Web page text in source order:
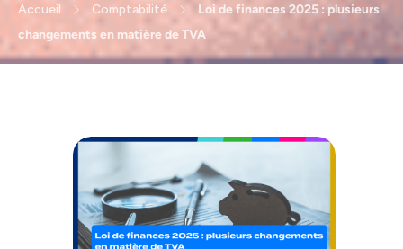
Accueil Comptabilité
Loi de finances 2025 : plusieurs
changements en matière de TVA